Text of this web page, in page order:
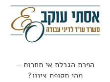
הפרת הגבלת אי תחרות –
מהי תקופת צינון?